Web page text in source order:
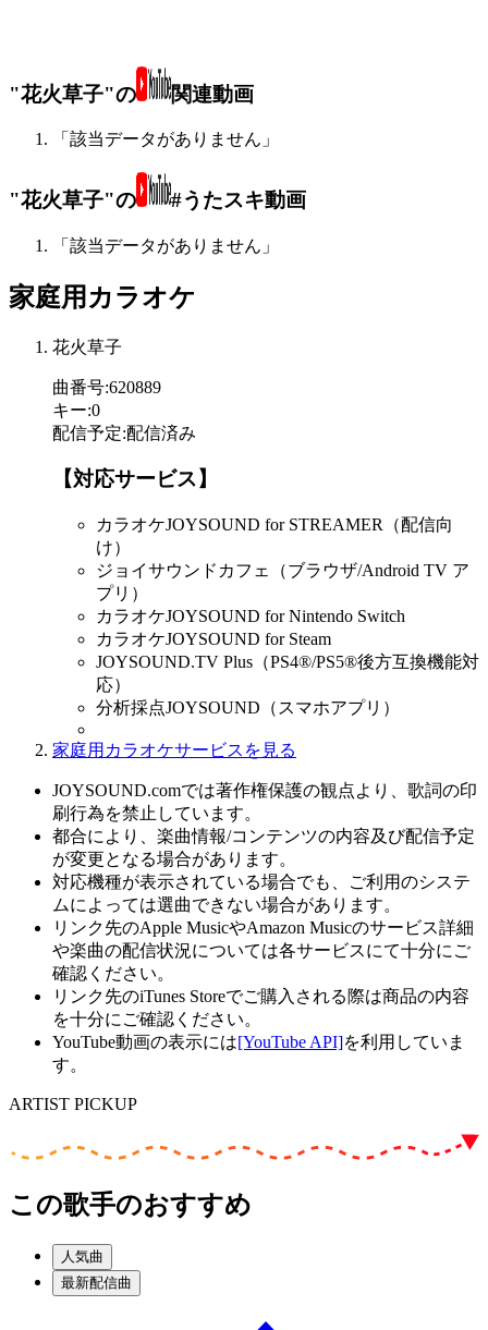
"花火草子"の 関連動画
「該当データがありません」
"花火草子"の #うたスキ動画
「該当データがありません」
家庭用カラオケ
花火草子
曲番号:620889
キー:0
配信予定:配信済み
【対応サービス】
カラオケJOYSOUND for STREAMER（配信向
け）
ジョイサウンドカフェ（ブラウザ/Android TV ア
プリ）
カラオケJOYSOUND for Nintendo Switch
カラオケJOYSOUND for Steam
JOYSOUND.TV Plus（PS4®/PS5®後方互換機能対
応）
分析採点JOYSOUND（スマホアプリ）
家庭用カラオケサービスを見る
JOYSOUND.comでは著作権保護の観点より、歌詞の印
刷行為を禁止しています。
都合により、楽曲情報/コンテンツの内容及び配信予定
が変更となる場合があります。
対応機種が表示されている場合でも、ご利用のシステ
ムによっては選曲できない場合があります。
リンク先のApple MusicやAmazon Musicのサービス詳細
や楽曲の配信状況については各サービスにて十分にご
確認ください。
リンク先のiTunes Storeでご購入される際は商品の内容
を十分にご確認ください。
YouTube動画の表示には[YouTube API]を利用していま
す。
ARTIST PICKUP
この歌手のおすすめ
人気曲
最新配信曲